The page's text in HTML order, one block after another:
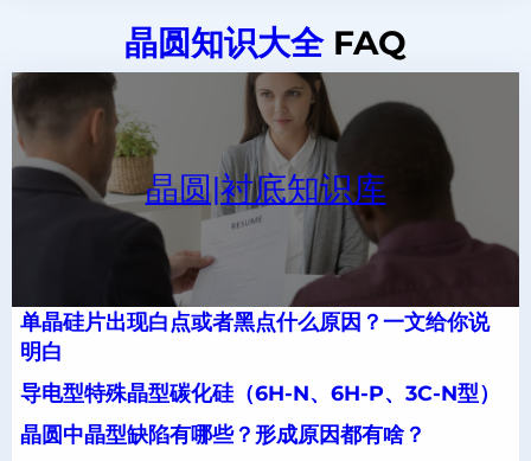
晶圆知识大全FAQ
晶圆|衬底知识库
单晶硅片出现白点或者黑点什么原因？一文给你说
明白
导电型特殊晶型碳化硅（6H-N、6H-P、3C-N型）
晶圆中晶型缺陷有哪些？形成原因都有啥？